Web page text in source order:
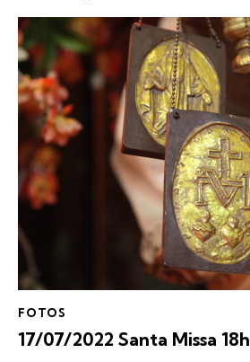
FOTOS
17/07/2022 Santa Missa 18h